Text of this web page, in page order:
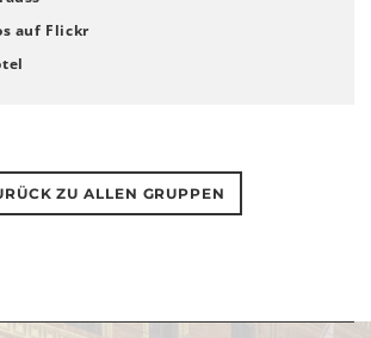
auf Flickr
ZU ALLEN GRUPPEN